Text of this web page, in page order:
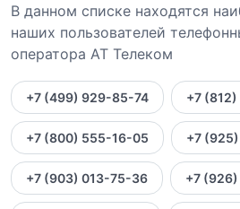
В данном списке находятся
наших пользователей
оператора АТ Телеком
+7 (499) 929-85-74 +7
+7 (800) 555-16-05 +7
+7 (903) 013-75-36 +7